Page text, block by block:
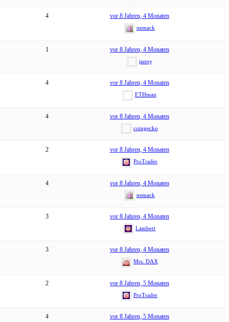
4 vor 8 Jahren, 4 Monaten
nemack
1 vor 8 Jahren, 4 Monaten
janny
4 vor 8 Jahren, 4 Monaten
ETHman
4 vor 8 Jahren, 4 Monaten
coingecko
2 vor 8 Jahren, 4 Monaten
ProTrader
4 vor 8 Jahren, 4 Monaten
nemack
3 vor 8 Jahren, 4 Monaten
Lambert
3 vor 8 Jahren, 4 Monaten
Mrs. DAX
2 vor 8 Jahren, 5 Monaten
ProTrader
4 vor 8 Jahren, 5 Monaten